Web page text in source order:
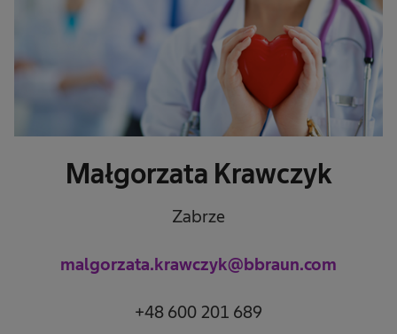
Małgorzata Krawczyk
Zabrze
malgorzata.krawczyk@bbraun.com
+48 600 201 689